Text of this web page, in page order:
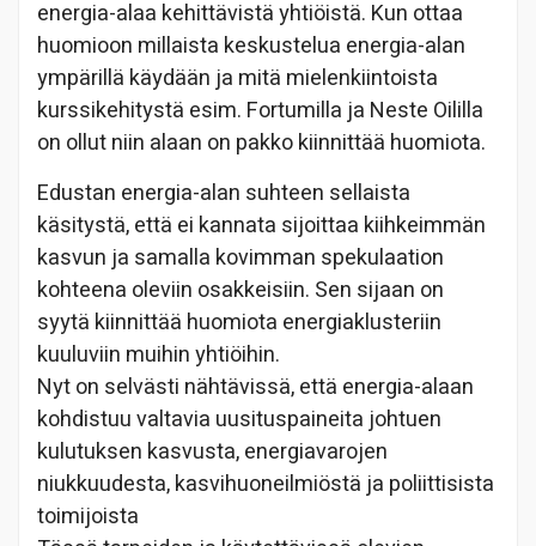
energia-alaa kehittävistä yhtiöistä. Kun ottaa
huomioon millaista keskustelua energia-alan
ympärillä käydään ja mitä mielenkiintoista
kurssikehitystä esim. Fortumilla ja Neste Oililla
on ollut niin alaan on pakko kiinnittää huomiota.
Edustan energia-alan suhteen sellaista
käsitystä, että ei kannata sijoittaa kiihkeimmän
kasvun ja samalla kovimman spekulaation
kohteena oleviin osakkeisiin. Sen sijaan on
syytä kiinnittää huomiota energiaklusteriin
kuuluviin muihin yhtiöihin.
Nyt on selvästi nähtävissä, että energia-alaan
kohdistuu valtavia uusituspaineita johtuen
kulutuksen kasvusta, energiavarojen
niukkuudesta, kasvihuoneilmiöstä ja poliittisista
toimijoista